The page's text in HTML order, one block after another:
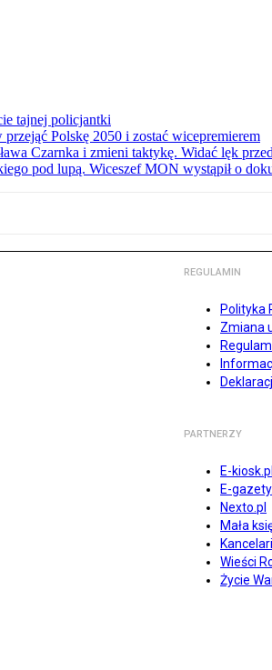
tajnej policjantki
Polskę 2050 i zostać wicepremierem
Czarnka i zmieni taktykę. Widać lęk
pod lupą. Wiceszef MON wystąpił o
REGULAMIN
Polityka
Zmiana
PARTNERZY
E-kiosk.pl
E-
Nexto.pl
Mała
Wieści
Życie